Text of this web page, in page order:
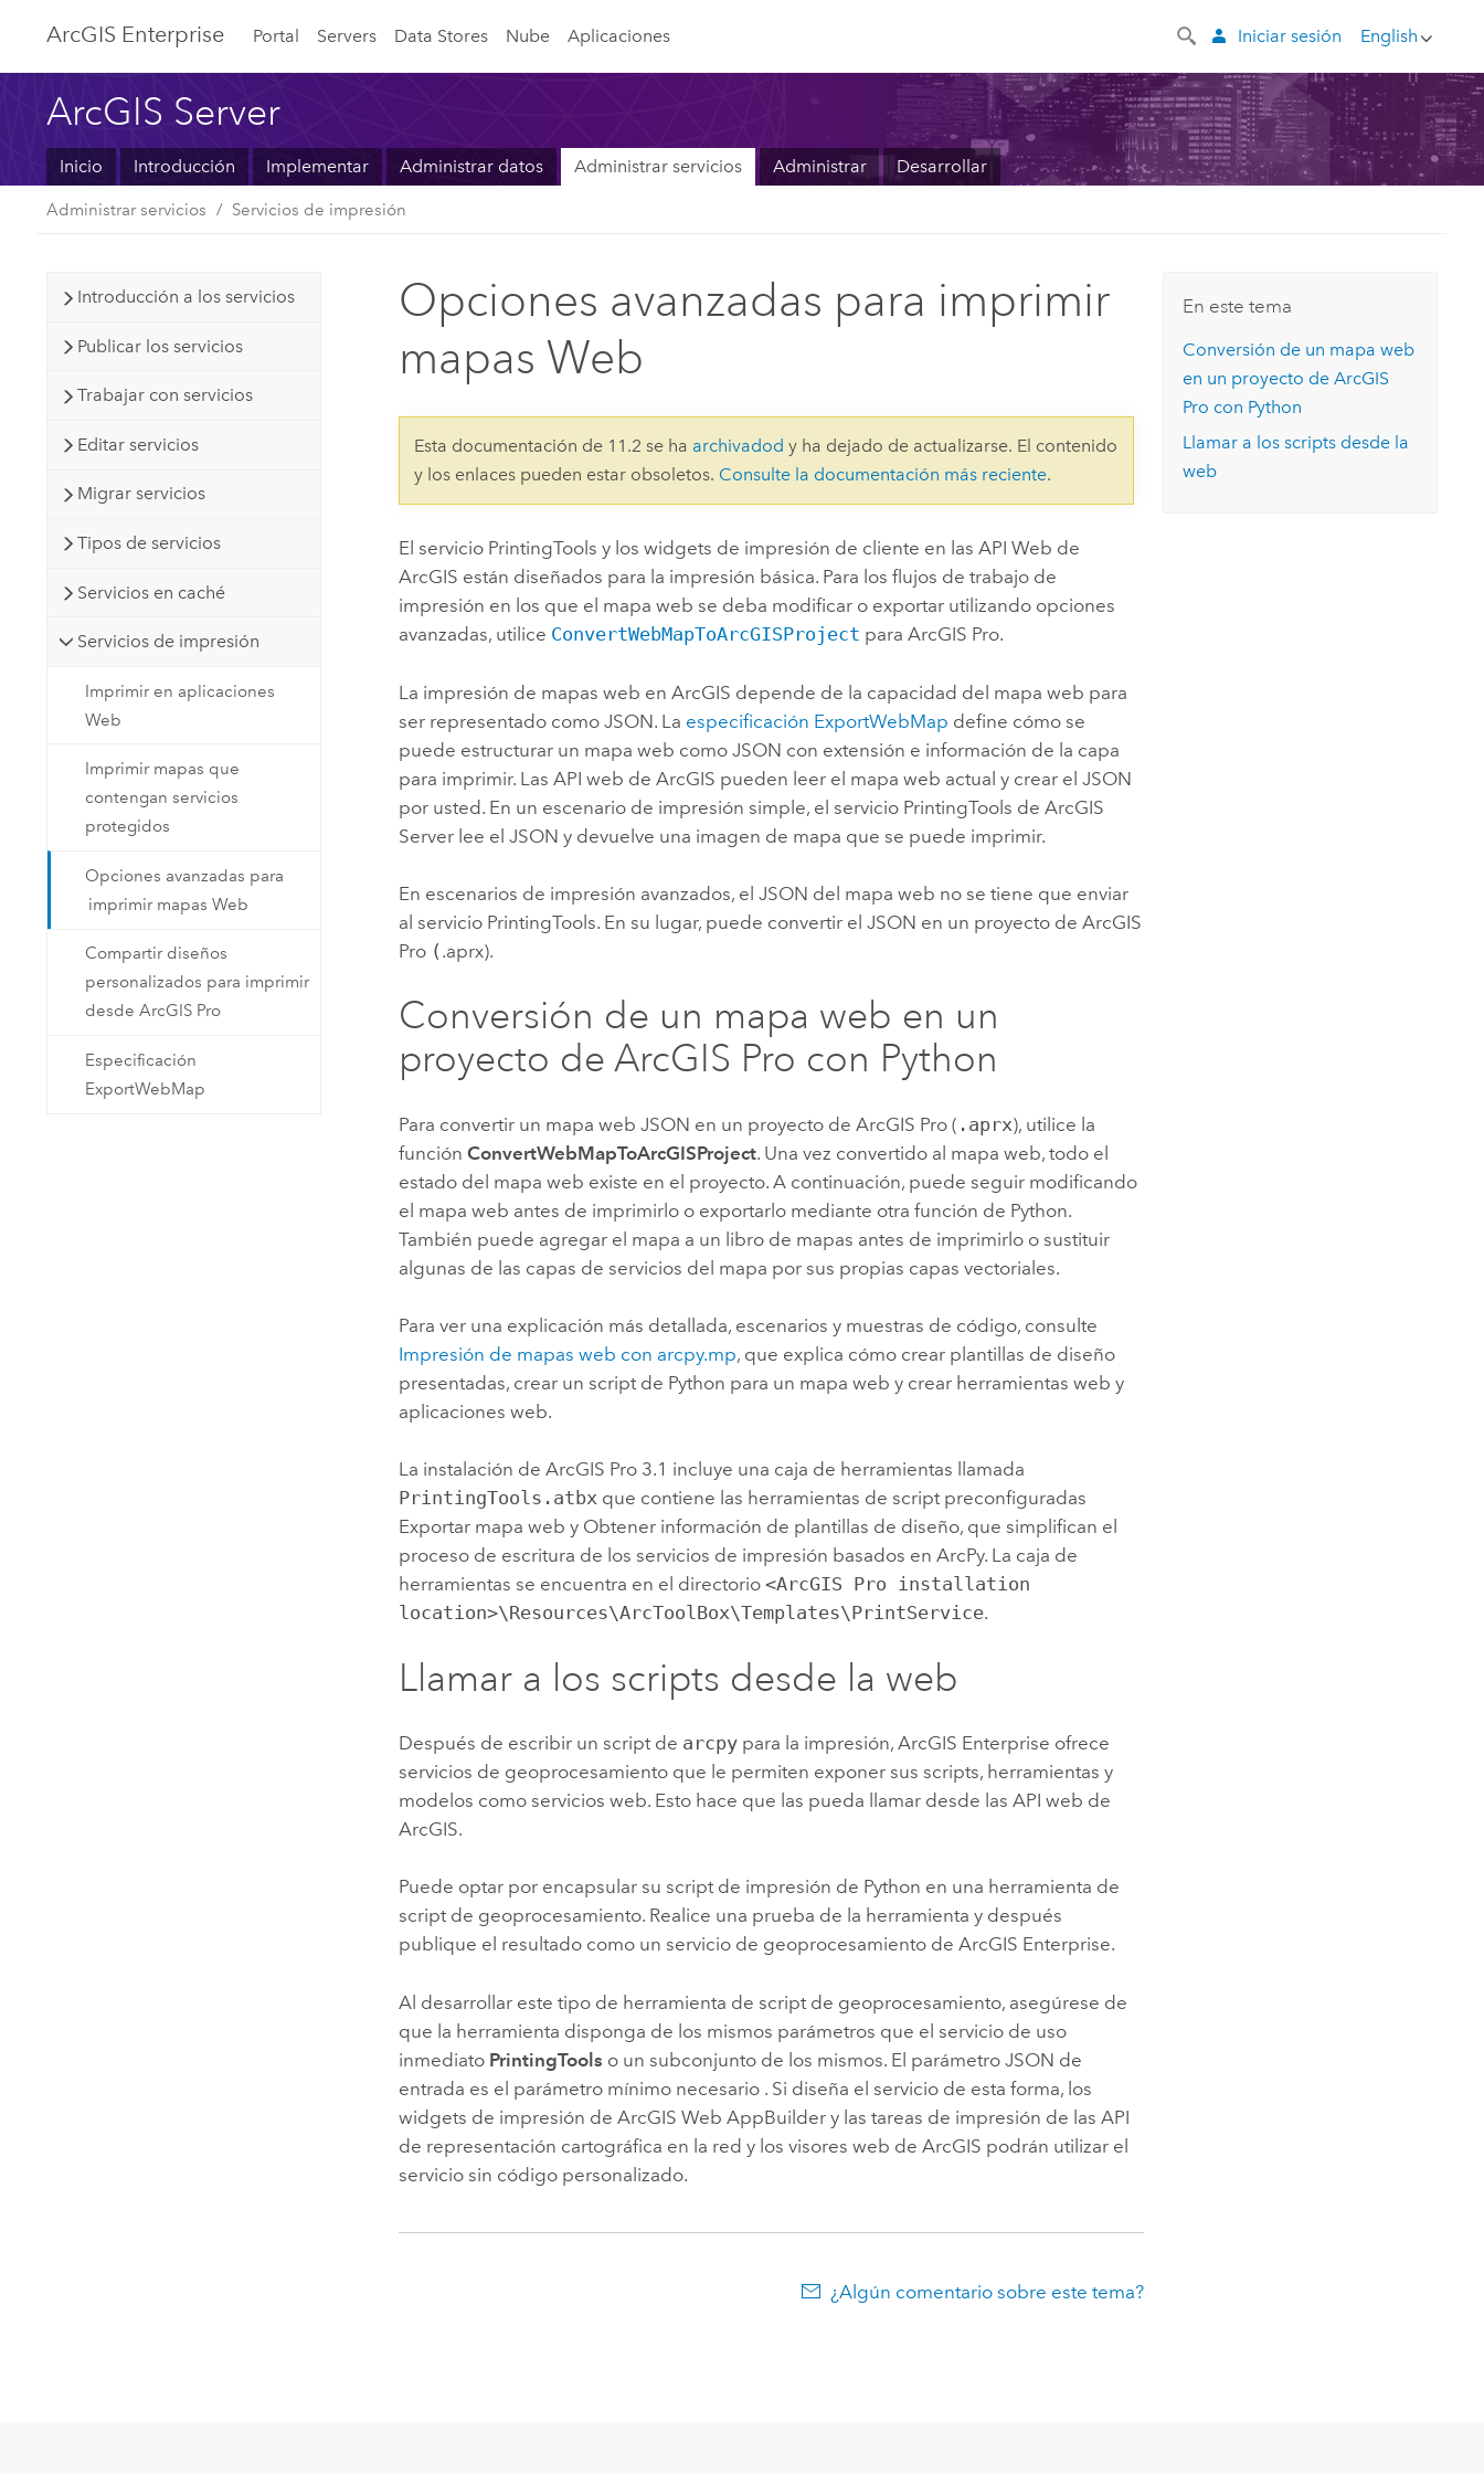
ArcGIS Enterprise Portal Servers Data Stores Nube Aplicaciones English
Iniciar sesión
ArcGIS Server
Inicio Introducción Implementar Administrar datos Administrar servicios Administrar Desarrollar
Administrar servicios Servicios de impresión
Introducción a los servicios
Publicar los servicios
Trabajar con servicios
Editar servicios
Migrar servicios
Tipos de servicios
Servicios en caché
Servicios de impresión
Imprimir en aplicaciones
Web
Imprimir mapas que
contengan servicios
protegidos
Opciones avanzadas para
imprimir mapas Web
Compartir diseños
personalizados para imprimir
desde ArcGIS Pro
Especificación
ExportWebMap
Opciones avanzadas para imprimir
mapas Web
Esta documentación de 11.2 se ha archivadod y ha dejado de actualizarse. El contenido
y los enlaces pueden estar obsoletos. Consulte la documentación más reciente.
El servicio PrintingTools y los widgets de impresión de cliente en las API Web de
ArcGIS están diseñados para la impresión básica. Para los flujos de trabajo de
impresión en los que el mapa web se deba modificar o exportar utilizando opciones
avanzadas, utilice ConvertWebMapToArcGISProject paraArcGIS Pro.
La impresión de mapas web en ArcGIS depende de la capacidad del mapa web para
ser representado como JSON. La especificación ExportWebMap define cómo se
puede estructurar un mapa web como JSON con extensión e información de la capa
para imprimir. Las API web de ArcGIS pueden leer el mapa web actual y crear el JSON
por usted. En un escenario de impresión simple, el servicio PrintingTools deArcGIS
Server lee el JSON y devuelve una imagen de mapa que se puede imprimir.
En escenarios de impresión avanzados, el JSON del mapa web no se tiene que enviar
al servicio PrintingTools. En su lugar, puede convertir el JSON en un proyecto deArcGIS
Pro ( .aprx).
Conversión de un mapa web en un
proyecto deArcGIS Pro con Python
Para convertir un mapa web JSON en un proyecto deArcGIS Pro ( .aprx), utilice la
funciónConvertWebMapToArcGISProject. Una vez convertido al mapa web, todo el
estado del mapa web existe en el proyecto. A continuación, puede seguir modificando
el mapa web antes de imprimirlo o exportarlo mediante otra función de Python.
También puede agregar el mapa a un libro de mapas antes de imprimirlo o sustituir
algunas de las capas de servicios del mapa por sus propias capas vectoriales.
Para ver una explicación más detallada, escenarios y muestras de código, consulte
Impresión de mapas web con arcpy.mp, que explica cómo crear plantillas de diseño
presentadas, crear un script de Python para un mapa web y crear herramientas web y
aplicaciones web.
La instalación deArcGIS Pro 3.1 incluye una caja de herramientas llamada
PrintingTools.atbx que contiene las herramientas de script preconfiguradas
Exportar mapa web y Obtener información de plantillas de diseño, que simplifican el
proceso de escritura de los servicios de impresión basados enArcPy. La caja de
herramientas se encuentra en el directorio<ArcGIS Pro installation
location>\Resources\ArcToolBox\Templates\PrintService.
Llamar a los scripts desde la web
Después de escribir un script de arcpy para la impresión,ArcGIS Enterprise ofrece
servicios de geoprocesamiento que le permiten exponer sus scripts, herramientas y
modelos como servicios web. Esto hace que las pueda llamar desde las API web de
ArcGIS.
Puede optar por encapsular su script de impresión de Python en una herramienta de
script de geoprocesamiento. Realice una prueba de la herramienta y después
publique el resultado como un servicio de geoprocesamiento deArcGIS Enterprise.
Al desarrollar este tipo de herramienta de script de geoprocesamiento, asegúrese de
que la herramienta disponga de los mismos parámetros que el servicio de uso
inmediato PrintingTools o un subconjunto de los mismos. El parámetro JSON de
entrada es el parámetro mínimo necesario . Si diseña el servicio de esta forma, los
widgets de impresión deArcGIS Web AppBuilder y las tareas de impresión de las API
de representación cartográfica en la red y los visores web de ArcGIS podrán utilizar el
servicio sin código personalizado.
¿Algún comentario sobre este tema?
En este tema
Conversión de un mapa web
en un proyecto deArcGIS
Pro con Python
Llamar a los scripts desde la
web